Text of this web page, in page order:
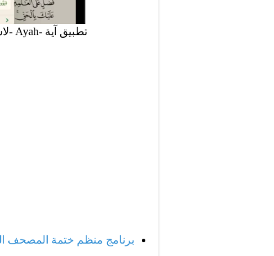
تطبيق آية -Ayah -لاستماع وتلاوة وتفسير القران الكريم
برنامج منظم ختمة المصحف